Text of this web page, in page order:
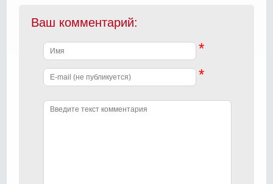
Ваш комментарий:
*
*